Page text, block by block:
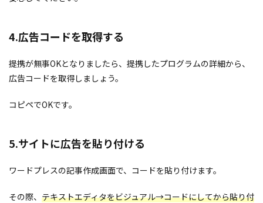
4.広告コードを取得する
提携が無事OKとなりましたら、提携したプログラムの詳細から、
広告コードを取得しましょう。
コピペでOKです。
5.サイトに広告を貼り付ける
ワードプレスの記事作成画面で、コードを貼り付けます。
その際、 テキストエディタをビジュアル→コードにしてから貼り付